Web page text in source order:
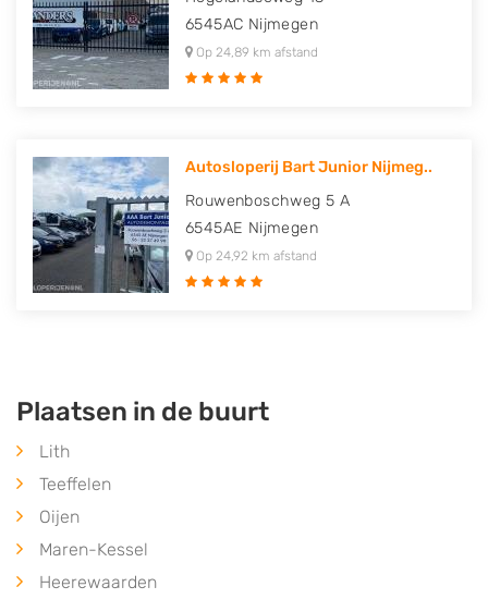
6545AC Nijmegen
Op 24,89 km afstand
Autosloperij Bart Junior Nijmeg..
Rouwenboschweg 5 A
6545AE Nijmegen
Op 24,92 km afstand
Plaatsen in de buurt
Lith
Teeffelen
Oijen
Maren-Kessel
Heerewaarden